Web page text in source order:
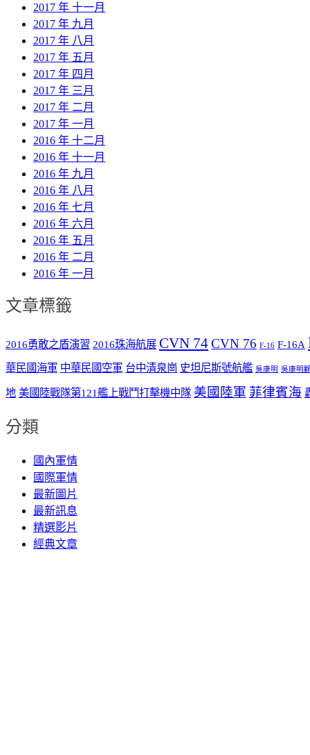
2017 年 十一月
2017 年 九月
2017 年 八月
2017 年 五月
2017 年 四月
2017 年 三月
2017 年 二月
2017 年 一月
2016 年 十二月
2016 年 十一月
2016 年 九月
2016 年 八月
2016 年 七月
2016 年 六月
2016 年 五月
2016 年 二月
2016 年 一月
文章標籤
2016勇敢之盾演習 2016珠海航展 CVN 74CVN 76 F-16 F-16A
華民國海軍 中華民國空軍 台中清泉崗 史坦尼斯號航艦 吳康明 吳康明
地 美國陸戰隊第121艦上戰鬥打擊機中隊 美國陸軍 菲律賓海
分類
國內軍情
國際軍情
最新圖片
最新訊息
精選影片
經典文章